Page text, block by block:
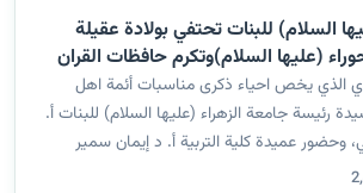
السلام) للبنات تحتفي بولادة عقيلة
زينب الحوراء (عليها السلام)وتكرم حافظات القران
الذي يخص احياء ذكرى مناسبات أئمة اهل
رئيسة جامعة الزهراء (عليها السلام) للبنات أ.
وحضور عميدة كلية التربية أ. د إيمان سمير
العربية أ. م. د هدى العميدي، وعدد من